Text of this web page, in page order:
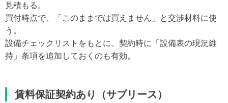
見積もる。
買付時点で、「このままでは買えません」と交渉材料に使
う。
設備チェックリストをもとに、契約時に「設備表の現況維
持」条項を追加しておくのも有効。
賃料保証契約あり（サブリース）